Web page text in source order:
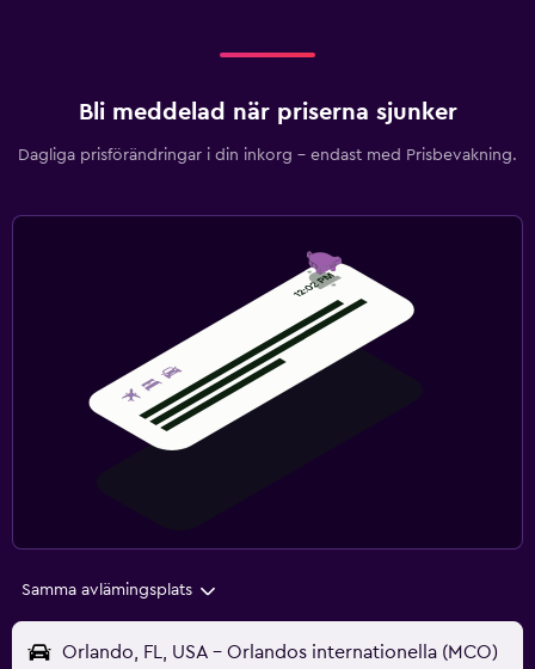
Bli meddelad när priserna sjunker
Dagliga prisförändringar i din inkorg – endast med Prisbevakning.
Samma avlämingsplats
Orlando, FL, USA - Orlandos internationella (MCO)